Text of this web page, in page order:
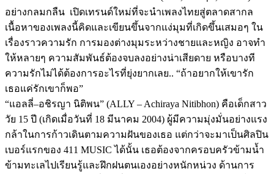
อย่างกลมกลืน เปิดเทรนด์ใหม่ที่จะนำเพลงไทยสู่ตลาดสากล
เนื้อหาของเพลงนี้คิดและเขียนขึ้นจากแง่มุมที่เกิดขึ้นเสมอๆ ใน
เรื่องราวความรัก การมองต่างมุมระหว่างชายและหญิง อาจทำ
ให้หลายๆ ความสัมพันธ์ต้องจบลงอย่างน่าเสียดาย หรือบางที
ความรักไม่ได้ต้องการอะไรที่ยุ่งยากเลย.. “ถ้าอยากให้เขารัก
เธอแค่รักเขาก็พอ”
“แอลลี่–อชิรญา นิติพน” (ALLY – Achiraya Nitibhon) คือเด็กสาว
วัย 15 ปี (เกิดเมื่อวันที่ 18 มีนาคม 2004) ผู้มีความมุ่งมั่นอย่างแรง
กล้าในการก้าวเดินตามความฝันของเธอ แต่กว่าจะมาเป็นศิลปิน
เบอร์แรกของ 411 MUSIC ได้นั้น เธอต้องจากครอบครัวข้ามน้ำ
ข้ามทะเลไปเรียนรู้และฝึกฝนตนเองอย่างหนักหน่วง ด้านการ